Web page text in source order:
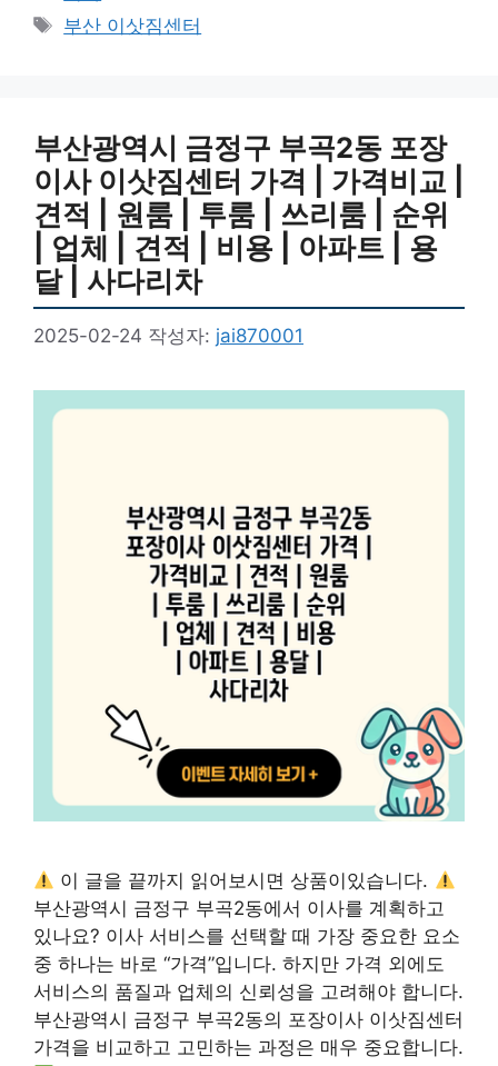
테
태
부산 이삿짐센터
부산광역시 금정구 부곡2동 포장
이사 이삿짐센터 가격 | 가격비교 |
견적 | 원룸 | 투룸 | 쓰리룸 | 순위
| 업체 | 견적 | 비용 | 아파트 | 용
달 | 사다리차
2025-02-24 작성자: jai870001
이 글을 끝까지 읽어보시면 상품이있습니다.
부산광역시 금정구 부곡2동에서 이사를 계획하고
있나요? 이사 서비스를 선택할 때 가장 중요한 요소
중 하나는 바로 “가격”입니다. 하지만 가격 외에도
서비스의 품질과 업체의 신뢰성을 고려해야 합니다.
부산광역시 금정구 부곡2동의 포장이사 이삿짐센터
가격을 비교하고 고민하는 과정은 매우 중요합니다.